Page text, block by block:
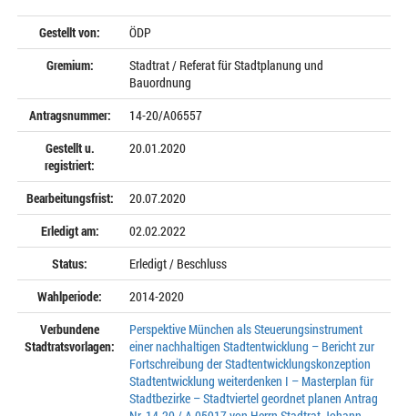
Gestellt von:
ÖDP
Gremium:
Stadtrat / Referat für Stadtplanung und
Bauordnung
Antragsnummer:
14-20/A06557
Gestellt u.
registriert:
20.01.2020
Bearbeitungsfrist:
20.07.2020
Erledigt am:
02.02.2022
Status:
Erledigt / Beschluss
Wahlperiode:
2014-2020
Verbundene
Stadtratsvorlagen:
Perspektive München als Steuerungsinstrument
einer nachhaltigen Stadtentwicklung – Bericht zur
Fortschreibung der Stadtentwicklungskonzeption
Stadtentwicklung weiterdenken I – Masterplan für
Stadtbezirke – Stadtviertel geordnet planen Antrag